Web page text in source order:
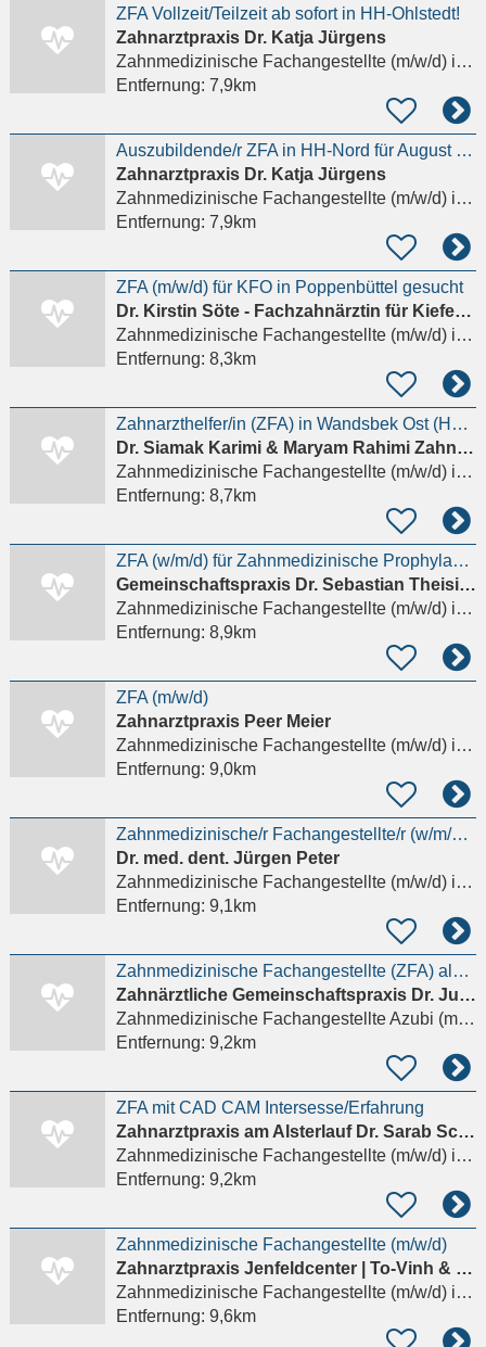
ZFA Vollzeit/Teilzeit ab sofort in HH-Ohlstedt!
Zahnarztpraxis Dr. Katja Jürgens
Zahnmedizinische Fachangestellte (m/w/d)in Hamburg
Entfernung: 7,9km
Auszubildende/r ZFA in HH-Nord für August 2026
Zahnarztpraxis Dr. Katja Jürgens
Zahnmedizinische Fachangestellte (m/w/d)in Hamburg
Entfernung: 7,9km
ZFA (m/w/d) für KFO in Poppenbüttel gesucht
Dr. Kirstin Söte - Fachzahnärztin für Kieferorthopädie
Zahnmedizinische Fachangestellte (m/w/d)in Hamburg
Entfernung: 8,3km
Zahnarzthelfer/in (ZFA) in Wandsbek Ost (HH-Tonndorf) gesucht. Übertariflich faire Bezahlung
Dr. Siamak Karimi & Maryam Rahimi Zahnärzte
Zahnmedizinische Fachangestellte (m/w/d)in Hamburg
Entfernung: 8,7km
ZFA (w/m/d) für Zahnmedizinische Prophylaxe gesucht in Wellingsbüttel
Gemeinschaftspraxis Dr. Sebastian Theisinger Dr. Olivia Baßow
Zahnmedizinische Fachangestellte (m/w/d)in Hamburg
Entfernung: 8,9km
ZFA (m/w/d)
Zahnarztpraxis Peer Meier
Zahnmedizinische Fachangestellte (m/w/d)in Hamburg
Entfernung: 9,0km
Zahnmedizinische/r Fachangestellte/r (w/m/d) gesucht in Hamburg-Poppenbüttel
Dr. med. dent. Jürgen Peter
Zahnmedizinische Fachangestellte (m/w/d)in Hamburg
Entfernung: 9,1km
Zahnmedizinische Fachangestellte (ZFA) als AZUBI
Zahnärztliche Gemeinschaftspraxis Dr. Julia Tehsmer Dr. Melanie Hück
Zahnmedizinische Fachangestellte Azubi (m/w/d)
Entfernung: 9,2km
ZFA mit CAD CAM Intersesse/Erfahrung
Zahnarztpraxis am Alsterlauf Dr. Sarab Schäfer
Zahnmedizinische Fachangestellte (m/w/d)in Hamburg
Entfernung: 9,2km
Zahnmedizinische Fachangestellte (m/w/d)
Zahnarztpraxis Jenfeldcenter | To-Vinh & Kollegen
Zahnmedizinische Fachangestellte (m/w/d)in Hamburg
Entfernung: 9,6km